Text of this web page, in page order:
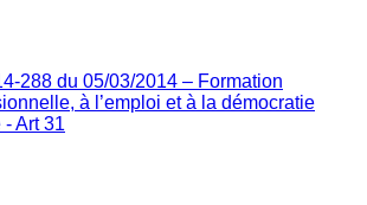
288 du 05/03/2014 – Formation
à l’emploi et à la démocratie
Art 31